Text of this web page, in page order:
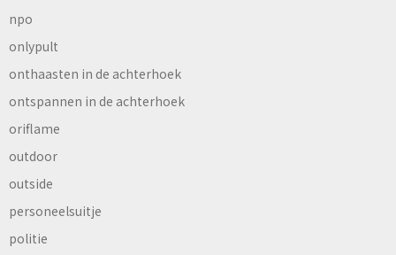
npo
onlypult
onthaasten in de achterhoek
ontspannen in de achterhoek
oriflame
outdoor
outside
personeelsuitje
politie